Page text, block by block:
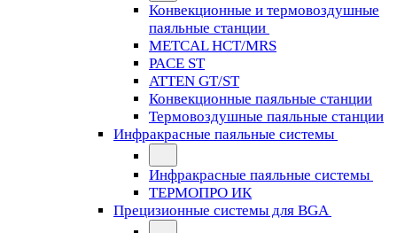
Конвекционные и термовоздушные
паяльные станции
METCAL HCT/MRS
PACE ST
ATTEN GT/ST
Конвекционные паяльные станции
Термовоздушные паяльные станции
Инфракрасные паяльные системы
Инфракрасные паяльные системы
ТЕРМОПРО ИК
Прецизионные системы для BGA